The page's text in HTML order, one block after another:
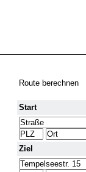
Route berechnen
Start
Ziel